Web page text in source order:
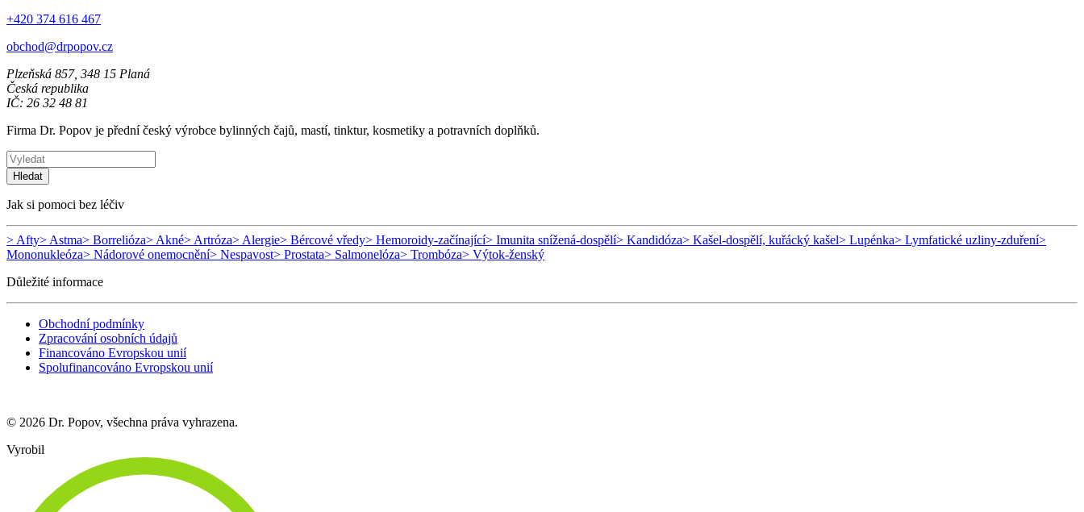
+420 374 616 467
obchod@drpopov.cz
Plzeňská 857, 348 15 Planá
Česká republika
IČ: 26 32 48 81
Firma Dr. Popov je přední český výrobce bylinných čajů, mastí, tinktur, kosmetiky a potravních doplňků.
Hledat
Jak si pomoci bez léčiv
> Afty> Astma> Borrelióza> Akné> Artróza> Alergie> Bércové vředy> Hemoroidy-začínající> Imunita snížená-dospělí> Kandidóza> Kašel-dospělí, kuřácký kašel> Lupénka> Lymfatické uzliny-zduření>
Mononukleóza> Nádorové onemocnění> Nespavost> Prostata> Salmonelóza> Trombóza> Výtok-ženský
Důležité informace
Obchodní podmínky
Zpracování osobních údajů
Financováno Evropskou unií
Spolufinancováno Evropskou unií
© 2026 Dr. Popov, všechna práva vyhrazena.
Vyrobil